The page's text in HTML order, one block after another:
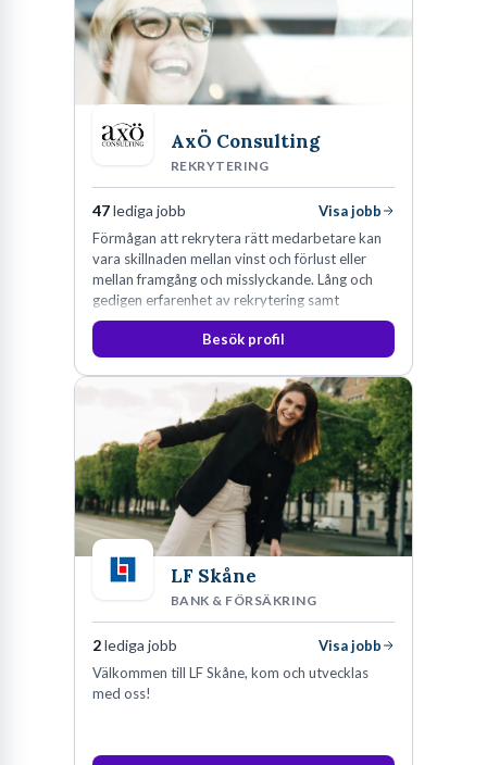
AxÖ Consulting
REKRYTERING
47lediga jobb
Visa jobb
Förmågan att rekrytera rätt medarbetare kan
vara skillnaden mellan vinst och förlust eller
mellan framgång och misslyckande. Lång och
gedigen erfarenhet av rekrytering samt
konsultverksamhet har lärt oss just det.
Besök profil
LF Skåne
BANK & FÖRSÄKRING
2lediga jobb
Visa jobb
Välkommen till LF Skåne, kom och utvecklas
med oss!